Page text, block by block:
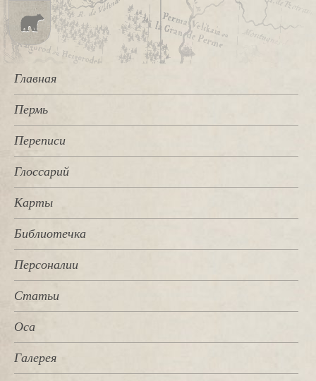
Главная
Пермь
Переписи
Глоссарий
Карты
Библиотечка
Персоналии
Статьи
Оса
Галерея